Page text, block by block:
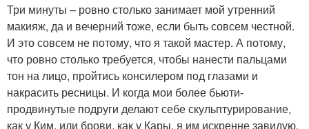
Три минуты – ровно столько занимает мой утренний
макияж, да и вечерний тоже, если быть совсем честной.
И это совсем не потому, что я такой мастер. А потому,
что ровно столько требуется, чтобы нанести пальцами
тон на лицо, пройтись консилером под глазами и
накрасить ресницы. И когда мои более бьюти-
продвинутые подруги делают себе скульптурирование,
как у Ким, или брови, как у Кары, я им искренне завидую.